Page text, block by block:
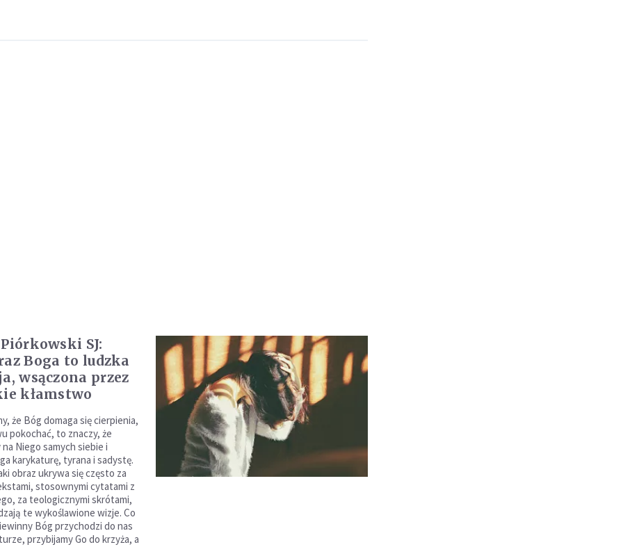
SJ:
Boga to ludzka
wsączona przez
kłamstwo
że Bóg domaga się cierpienia,
pokochać, to znaczy, że
Niego samych siebie i
karykaturę, tyrana i sadystę.
obraz ukrywa się często za
stosownymi cytatami z
za teologicznymi skrótami,
te wykoślawione wizje. Co
Bóg przychodzi do nas
przybijamy Go do krzyża, a